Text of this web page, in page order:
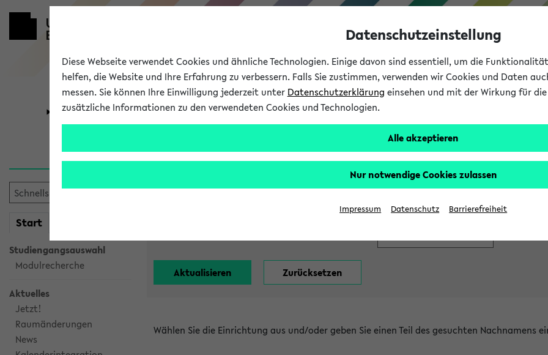
Universität Forschung Studium
Start
Studiengangsauswahl
Modulrecherche
Aktuelles
Jetzt!
Raumänderungen
News
Alle Lehrenden
Wählen Sie die Einrichtung aus und/oder geben Sie einen Teil des gesuchten Nachnamens
Datenschutzeinstellung
Diese Webseite verwendet Cookies und ähnliche Technologien. Einige davon sind essentiell, um die
helfen, die Website und Ihre Erfahrung zu verbessern. Falls Sie zustimmen, verwenden wir Cookies und Daten
messen. Sie können Ihre Einwilligung jederzeit unter Datenschutzerklärung einsehen und mit der Wirkung für
zusätzliche Informationen zu den verwendeten Cookies und Technologien.
Alle akzeptieren
Nur notwendige Cookies zulassen
Impressum Datenschutz Barrierefreiheit